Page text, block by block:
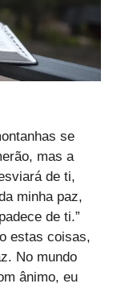
se
mas a
de ti,
minha paz,
de ti.”
estas coisas,
No mundo
ânimo, eu